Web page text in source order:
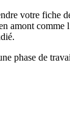
votre fiche
comme
phase de